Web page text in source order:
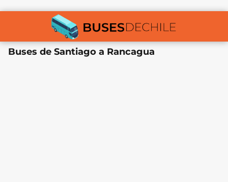
Buses de Santiago a Rancagua